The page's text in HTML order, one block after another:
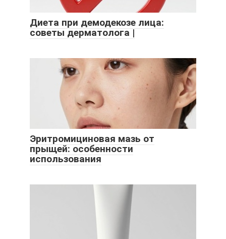
Диета при демодекозе лица:
советы дерматолога |
Эритромициновая мазь от
прыщей: особенности
использования